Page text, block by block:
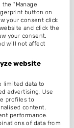
"Manage
button on
your consent click
and click the
your consent.
will not affect
website
limited data to
advertising. Use
profiles to
content.
performance.
of data from